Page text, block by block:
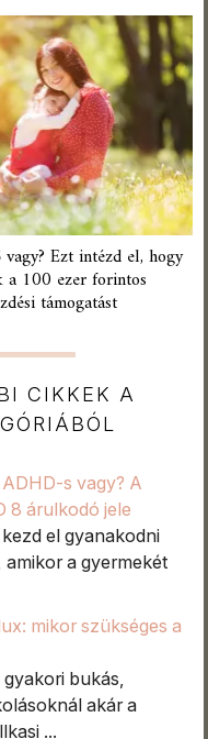
Ezt intézd el, hogy
a 100 ezer forintos
támogatást
CIKKEK A
s vagy? A
8 árulkodó jele
el gyanakodni
a gyermekét
mikor szükséges a
bukás,
akár a
...